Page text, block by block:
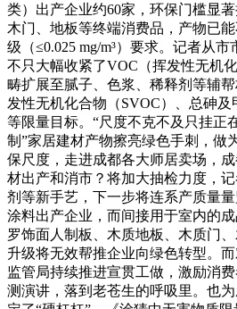
类）出产企业约60家，环保门槛显
木门、地板等终端消费品，产物已
级（≤0.025 mg/m³）要求。记者从
不只大幅收紧了VOC（挥发性无机
畴扩展至腻子、色浆、稀释剂等辅
发性无机化合物（SVOC）、总砷及
等限量目标。“尺度不克不及只挂正
制”家居建材产物擦亮绿色手刺，做
保尺度，走进成都各大师居卖场，
材出产和消市？将加大抽检力度，
剂等新手艺，下一步将连系产质量
涂料出产企业，而间接用于室内的
罗饰面人制板、木质地板、木质门
升级将无效帮推企业向绿色转型。
监管局持续推进宣贯工做，激励消
测演讲，落到老苍生的呼吸里。也